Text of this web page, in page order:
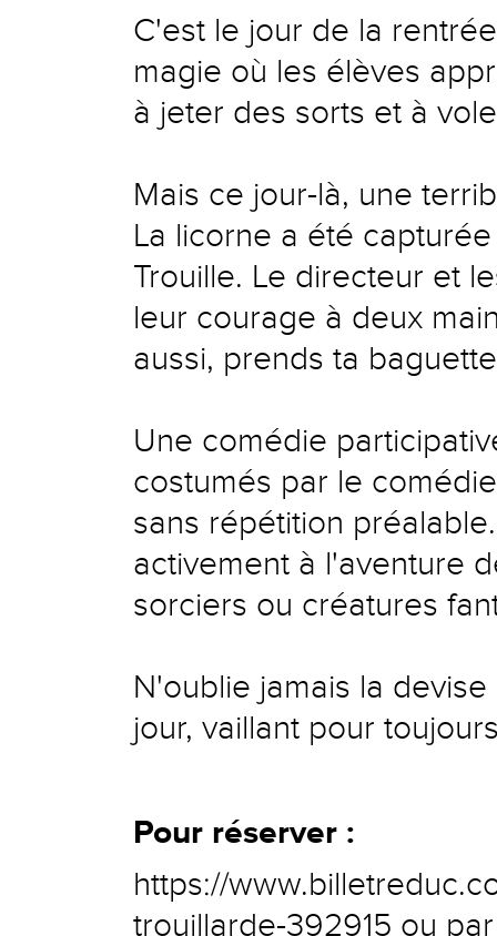
C'est le jour de la
magie où les élèves
à jeter des sorts et à
Mais ce jour-là, une
La licorne a été
Trouille. Le directeur et
leur courage à deux
aussi, prends ta
Une comédie
costumés par le
sans répétition
activement à l'aventure
sorciers ou créatures
N'oublie jamais la
jour, vaillant pour
Pour réserver :
https://
trouillarde-392915 ou